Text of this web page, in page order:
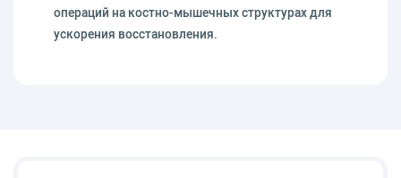
операций на костно-мышечных структурах для
ускорения восстановления.